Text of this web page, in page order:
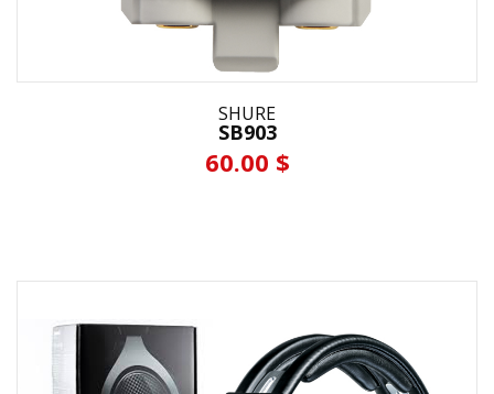
SHURE
SB903
60.00 $